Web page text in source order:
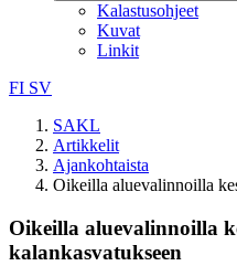
Kalastusohjeet
Kuvat
Linkit
FI SV
SAKL
Artikkelit
Ajankohtaista
Oikeilla aluevalinnoilla
Oikeilla aluevalinnoilla
kalankasvatukseen